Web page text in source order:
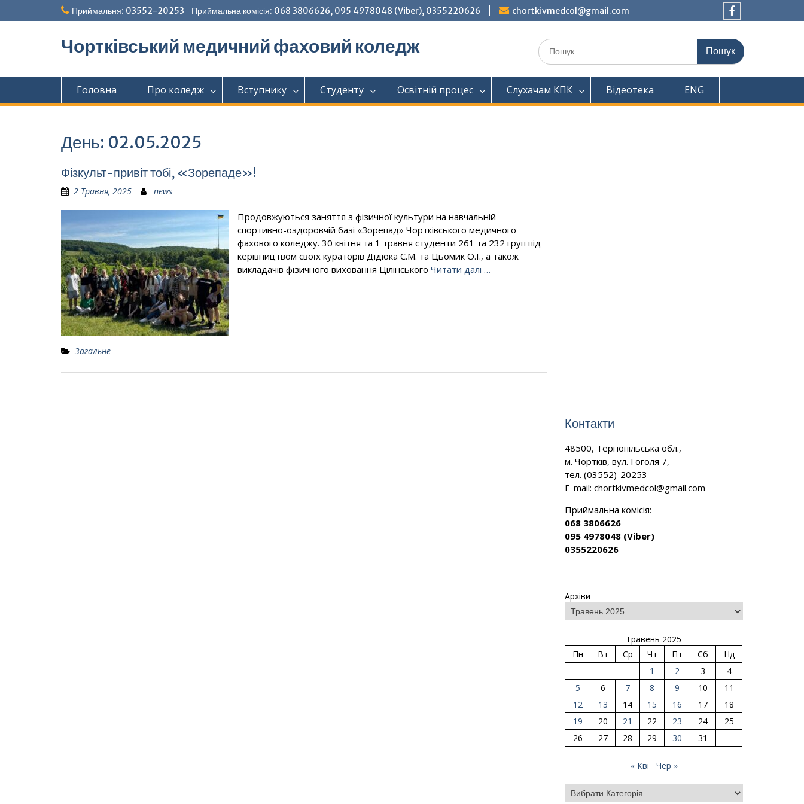
до
Приймальня: 03552-20253 Приймальна комісія: 068 3806626, 095 4978048 (Viber), 0355220626
chortkivmedcol@gmail.com
Чортківський медичний фаховий коледж Шукати:
Головна Про коледж Вступнику Студенту Освітній процес Слухачам КПК Відеотека ENG
День: 02.05.2025
Фізкульт-привіт тобі, «Зорепаде»!
2 Травня, 2025 news
Продовжуються заняття з фізичної культури на навчальній
спортивно-оздоровчій базі «Зорепад» Чортківського медичного
фахового коледжу. 30 квітня та 1 травня студенти 261 та 232 груп під
керівництвом своїх кураторів Дідюка С.М. та Цьомик О.І., а також
викладачів фізичного виховання Цілінського Читати далі …
Загальне
Контакти
48500, Тернопільська обл.,
м. Чортків, вул. Гоголя 7,
тел. (03552)-20253
E-mail:chortkivmedcol@gmail.com
Приймальна комісія:
068 3806626
095 4978048 (Viber)
0355220626
Архіви
Травень 2025
Пн
Вт Ср Чт Пт Сб
Нд
1
2 3
4
5
6 7 8 9 10
11
12
13 14 15 16 17
18
19
20 21 22 23 24
25
26
27 28 29 30 31
« Кві Чер »
Категорії